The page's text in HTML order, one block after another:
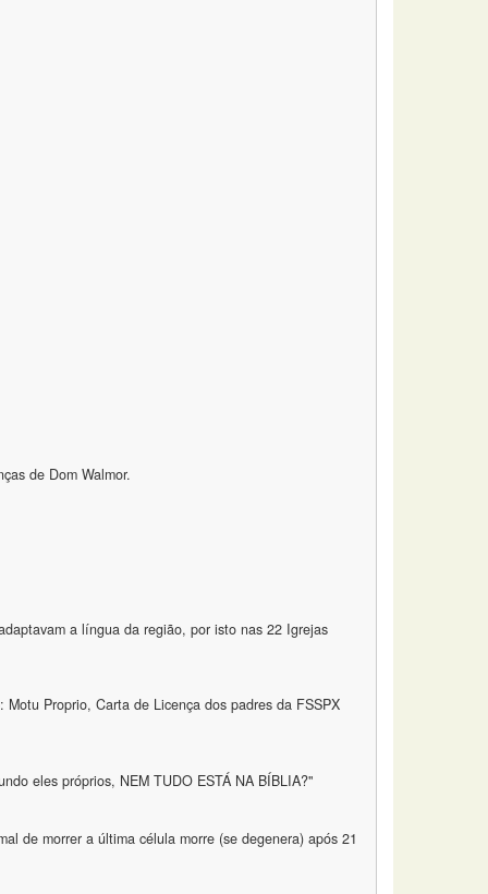
de Dom Walmor.
a língua da região, por isto nas 22 Igrejas
Proprio, Carta de Licença dos padres da FSSPX
eles próprios, NEM TUDO ESTÁ NA BÍBLIA?"
de morrer a última célula morre (se degenera) após 21